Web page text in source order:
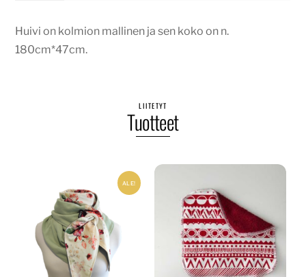
Huivi on kolmion mallinen ja sen koko on n.
180cm*47cm.
LIITETYT
Tuotteet
ALE!